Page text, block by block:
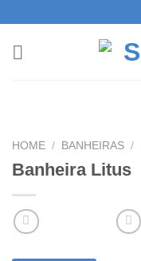
content
HOME / BANHEIRAS /
Banheira Litus